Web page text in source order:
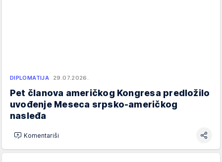
DIPLOMATIJA 29.07.2026.
Pet članova američkog Kongresa predložilo
uvođenje Meseca srpsko-američkog
nasleđa
Komentariši